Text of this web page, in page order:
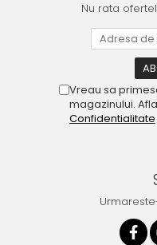
Nu rata
Vreau sa
magazinului.
Confidentialitate